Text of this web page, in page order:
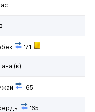
'71
(к)
'65
'65